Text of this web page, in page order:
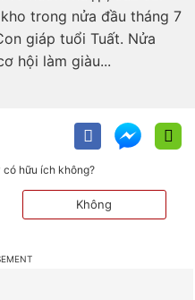
trong nửa đầu tháng 7
giáp tuổi Tuất. Nửa
hội làm giàu...
hữu ích không?
Không